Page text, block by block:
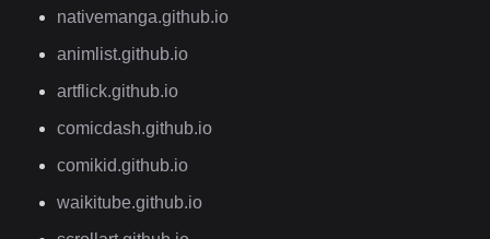
nativemanga.github.io
animlist.github.io
artflick.github.io
comicdash.github.io
comikid.github.io
waikitube.github.io